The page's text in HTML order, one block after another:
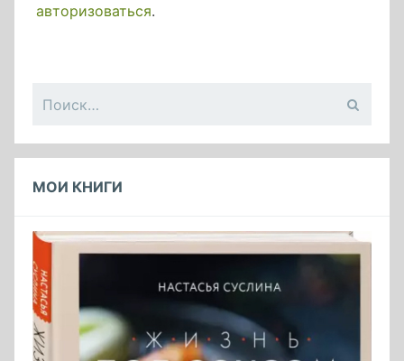
авторизоваться.
МОИ КНИГИ